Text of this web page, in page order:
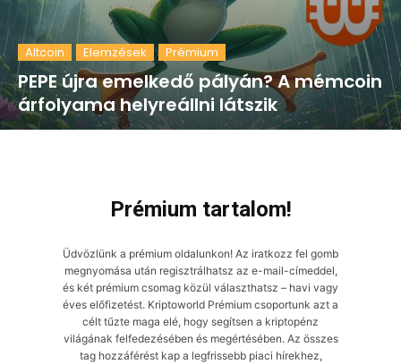
Altcoin Elemzések Prémium
PEPE újra emelkedő pályán? A mémcoin
árfolyama helyreállni látszik
Prémium tartalom!
Üdvözlünk a prémium oldalunkon! Az iratkozz fel gomb
megnyomása után regisztrálhatsz az e-mail-címeddel,
és két prémium csomag közül választhatsz – havi vagy
éves előfizetést. Kriptoworld Prémium csoportunk azt a
célt tűzte maga elé, hogy segítsen a kriptopénz
világának felfedezésében és megértésében. Az összes
tag hozzáférést kap a legfrissebb piaci hírekhez,